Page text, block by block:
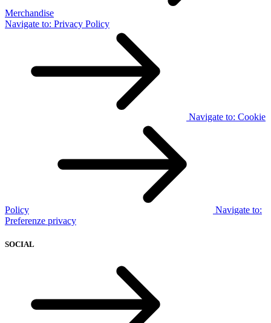
Merchandise
Navigate to: Privacy Policy
Navigate to: Cookie
Policy
Navigate to:
Preferenze privacy
SOCIAL